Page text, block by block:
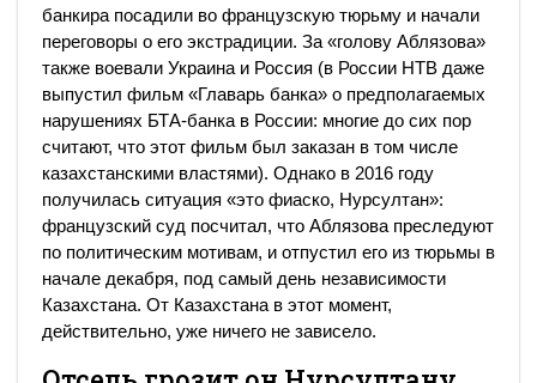
банкира посадили во французскую тюрьму и начали
переговоры о его экстрадиции. За «голову Аблязова»
также воевали Украина и Россия (в России НТВ даже
выпустил фильм «Главарь банка» о предполагаемых
нарушениях БТА-банка в России: многие до сих пор
считают, что этот фильм был заказан в том числе
казахстанскими властями). Однако в 2016 году
получилась ситуация «это фиаско, Нурсултан»:
французский суд посчитал, что Аблязова преследуют
по политическим мотивам, и отпустил его из тюрьмы в
начале декабря, под самый день независимости
Казахстана. От Казахстана в этот момент,
действительно, уже ничего не зависело.